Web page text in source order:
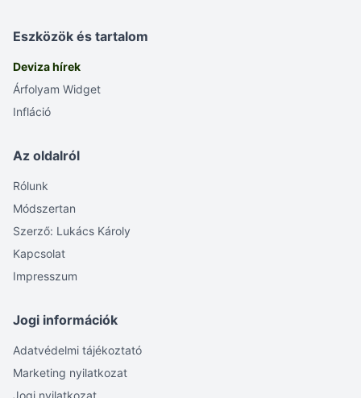
Eszközök és tartalom
Deviza hírek
Árfolyam Widget
Infláció
Az oldalról
Rólunk
Módszertan
Szerző: Lukács Károly
Kapcsolat
Impresszum
Jogi információk
Adatvédelmi tájékoztató
Marketing nyilatkozat
Jogi nyilatkozat